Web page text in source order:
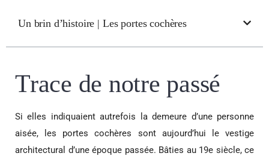
Un brin d’histoire | Les portes cochères
Trace de notre passé
Si elles indiquaient autrefois la demeure d’une personne
aisée, les portes cochères sont aujourd’hui le vestige
architectural d’une époque passée. Bâties au 19e siècle, ce